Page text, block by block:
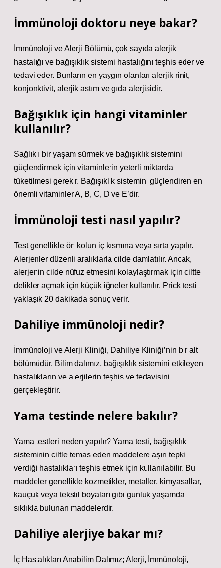
İmmünoloji doktoru neye bakar?
İmmünoloji ve Alerji Bölümü, çok sayıda alerjik
hastalığı ve bağışıklık sistemi hastalığını teşhis eder ve
tedavi eder. Bunların en yaygın olanları alerjik rinit,
konjonktivit, alerjik astım ve gıda alerjisidir.
Bağışıklık için hangi vitaminler
kullanılır?
Sağlıklı bir yaşam sürmek ve bağışıklık sistemini
güçlendirmek için vitaminlerin yeterli miktarda
tüketilmesi gerekir. Bağışıklık sistemini güçlendiren en
önemli vitaminler A, B, C, D ve E’dir.
İmmünoloji testi nasıl yapılır?
Test genellikle ön kolun iç kısmına veya sırta yapılır.
Alerjenler düzenli aralıklarla cilde damlatılır. Ancak,
alerjenin cilde nüfuz etmesini kolaylaştırmak için ciltte
delikler açmak için küçük iğneler kullanılır. Prick testi
yaklaşık 20 dakikada sonuç verir.
Dahiliye immünoloji nedir?
İmmünoloji ve Alerji Kliniği, Dahiliye Kliniği’nin bir alt
bölümüdür. Bilim dalımız, bağışıklık sistemini etkileyen
hastalıkların ve alerjilerin teşhis ve tedavisini
gerçekleştirir.
Yama testinde nelere bakılır?
Yama testleri neden yapılır? Yama testi, bağışıklık
sisteminin ciltle temas eden maddelere aşırı tepki
verdiği hastalıkları teşhis etmek için kullanılabilir. Bu
maddeler genellikle kozmetikler, metaller, kimyasallar,
kauçuk veya tekstil boyaları gibi günlük yaşamda
sıklıkla bulunan maddelerdir.
Dahiliye alerjiye bakar mı?
İç Hastalıkları Anabilim Dalımız; Alerji, İmmünoloji,